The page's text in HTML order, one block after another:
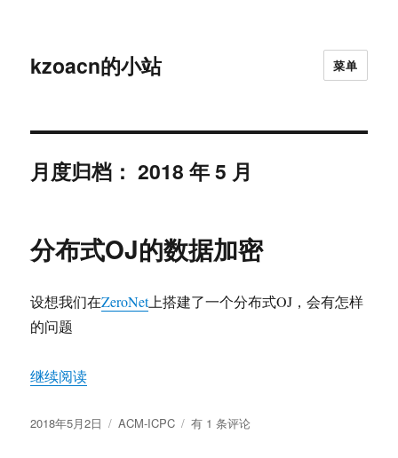
kzoacn的小站 菜单
月度归档：2018 年 5 月
分布式OJ的数据加密
设想我们在ZeroNet上搭建了一个分布式OJ，会有怎样
的问题
继续阅读“分布式OJ的数据加密”
发
2018年5月2日
分
ACM-ICPC
分
有 1 条评论